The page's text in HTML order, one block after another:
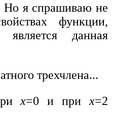
Но я спрашиваю не
функции,
является данная
трехчлена...
х=0 и прих=2